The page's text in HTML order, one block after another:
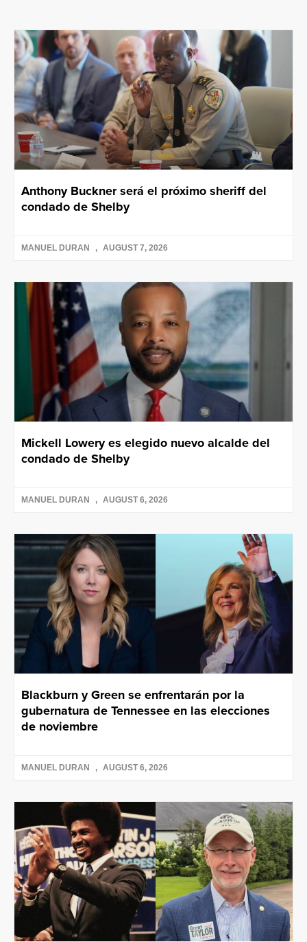
Anthony Buckner será el próximo sheriff del
condado de Shelby
MANUEL DURAN AUGUST 7, 2026
Mickell Lowery es elegido nuevo alcalde del
condado de Shelby
MANUEL DURAN AUGUST 6, 2026
Blackburn y Green se enfrentarán por la
gubernatura de Tennessee en las elecciones
de noviembre
MANUEL DURAN AUGUST 6, 2026